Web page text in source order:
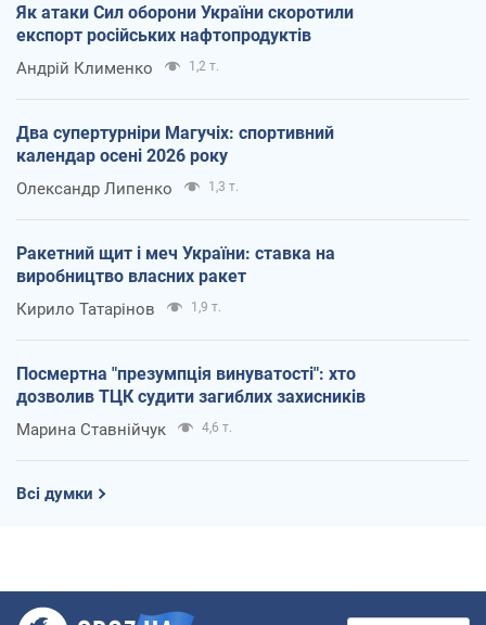
Як атаки Сил оборони України скоротили
експорт російських нафтопродуктів
Андрій Клименко 1,2 т.
Два супертурніри Магучіх: спортивний
календар осені 2026 року
Олександр Липенко 1,3 т.
Ракетний щит і меч України: ставка на
виробництво власних ракет
Кирило Татарінов 1,9 т.
Посмертна "презумпція винуватості": хто
дозволив ТЦК судити загиблих захисників
Марина Ставнійчук 4,6 т.
Всі думки